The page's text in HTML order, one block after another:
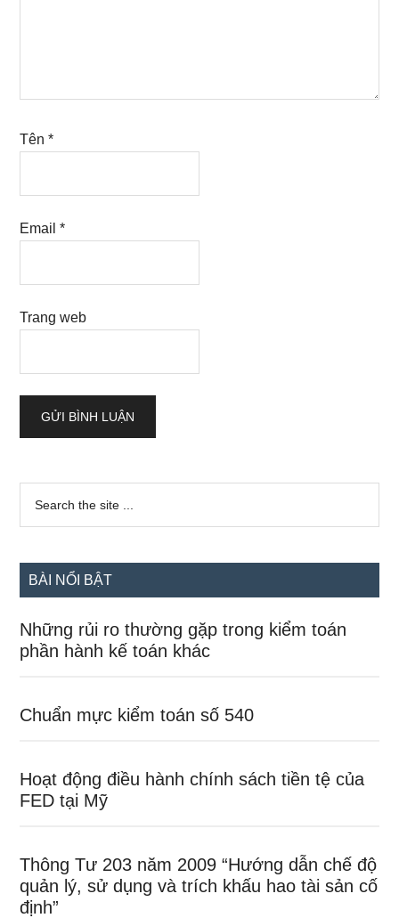
Tên*
Email*
Trang web
Sidebar
chính
...
BÀI NỔI BẬT
Những rủi ro thường gặp trong kiểm toán
phần hành kế toán khác
Chuẩn mực kiểm toán số 540
Hoạt động điều hành chính sách tiền tệ của
FED tại Mỹ
Thông Tư 203 năm 2009 “Hướng dẫn chế độ
quản lý, sử dụng và trích khấu hao tài sản cố
định”